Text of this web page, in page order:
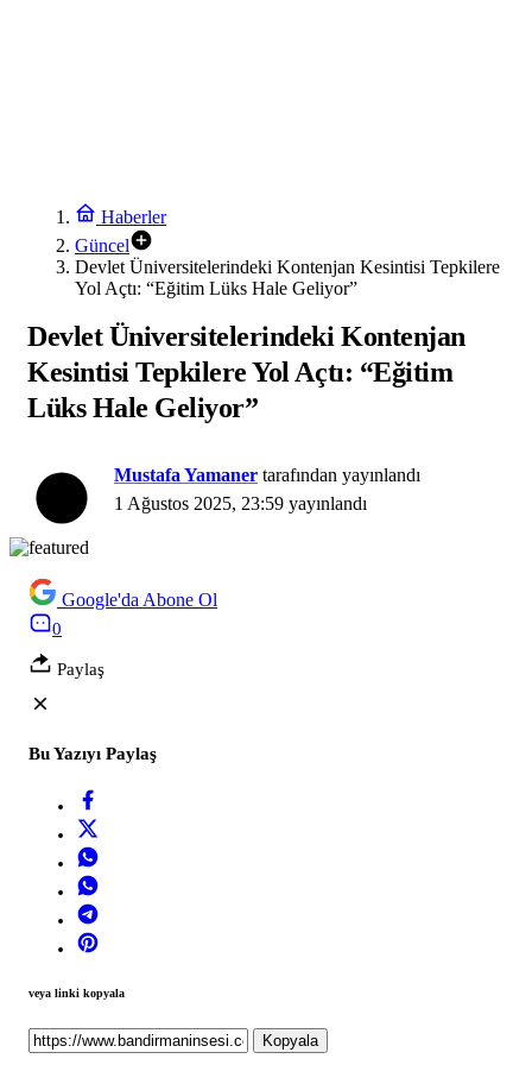
Haberler
Güncel
Devlet Üniversitelerindeki Kontenjan Kesintisi Tepkilere
Yol Açtı: “Eğitim Lüks Hale Geliyor”
Devlet Üniversitelerindeki Kontenjan
Kesintisi Tepkilere Yol Açtı: “Eğitim
Lüks Hale Geliyor”
Mustafa Yamaner tarafından yayınlandı
1 Ağustos 2025, 23:59 yayınlandı
Google'da Abone Ol
0
Paylaş
Bu Yazıyı Paylaş
veya linki kopyala
Kopyala